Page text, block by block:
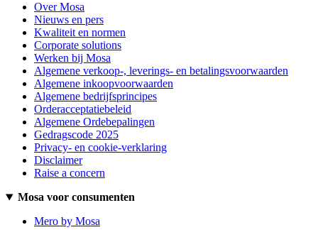
Over Mosa
Nieuws en pers
Kwaliteit en normen
Corporate solutions
Werken bij Mosa
Algemene verkoop-, leverings- en betalingsvoorwaarden
Algemene inkoopvoorwaarden
Algemene bedrijfsprincipes
Orderacceptatiebeleid
Algemene Ordebepalingen
Gedragscode 2025
Privacy- en cookie-verklaring
Disclaimer
Raise a concern
Mosa voor consumenten
Mero by Mosa